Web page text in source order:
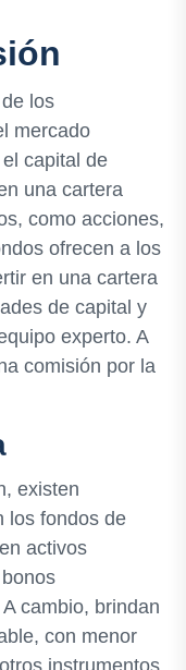
los
mercado
capital de
una cartera
como acciones,
ofrecen a los
en una cartera
de capital y
experto. A
comisión por la
existen
los fondos de
activos
cambio, brindan
con menor
instrumentos